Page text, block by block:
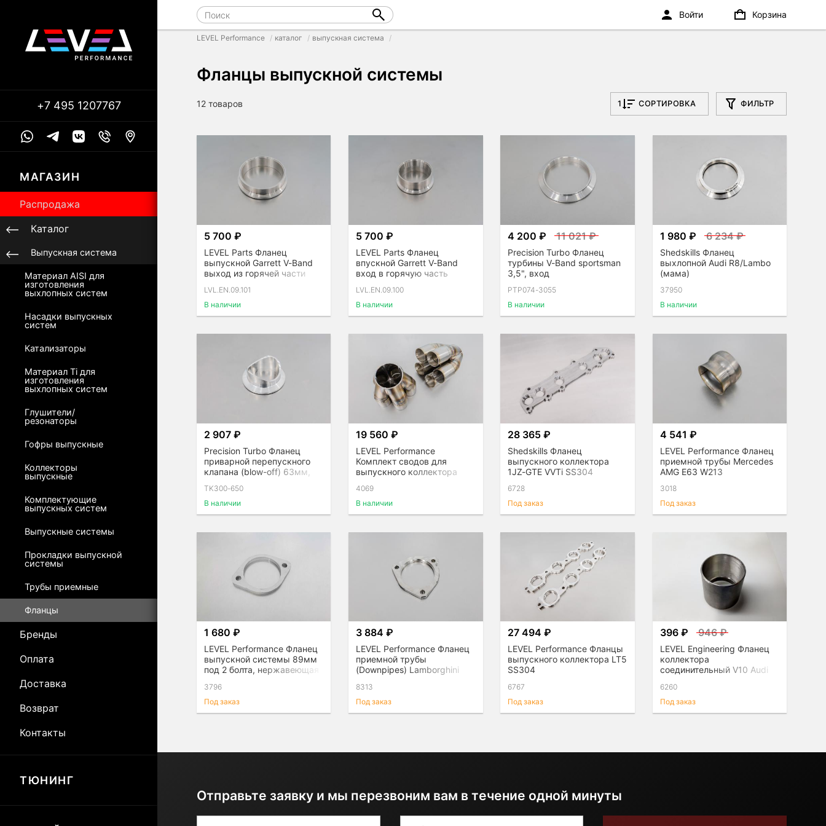
LEVEL Performance каталог выпускная система
Фланцы выпускной системы
12 товаров 1 СОРТИРОВКА ФИЛЬТР
5 700 ₽
LEVEL Parts Фланец
выпускной Garrett V-Band
выход из горячей части
LVL.EN.09.101
В наличии
5 700 ₽
LEVEL Parts Фланец
впускной Garrett V-Band
вход в горячую часть
LVL.EN.09.100
В наличии
4 200 ₽ 11 021 ₽
Precision Turbo Фланец
турбины V-Band sportsman
3,5", вход
PTP074-3055
В наличии
1 980 ₽ 6 234 ₽
Shedskills Фланец
выхлопной Audi R8/Lambo
(мама)
37950
В наличии
2 907 ₽
Precision Turbo Фланец
приварной перепускного
клапана (blow-off) 63мм,
TK300-650
В наличии
19 560 ₽
LEVEL Performance
Комплект сводов для
выпускного коллектора
4069
В наличии
28 365 ₽
Shedskills Фланец
выпускного коллектора
1JZ-GTE VVTi SS304
6728
Под заказ
4 541 ₽
LEVEL Performance Фланец
приемной трубы Mercedes
AMG E63 W213
3018
Под заказ
1 680 ₽
LEVEL Performance Фланец
выпускной системы 89мм
под 2 болта, нержавеющая
3796
Под заказ
3 884 ₽
LEVEL Performance Фланец
приемной трубы
(Downpipes) Lamborghini
8313
Под заказ
27 494 ₽
LEVEL Performance Фланцы
выпускного коллектора LT5
SS304
6767
Под заказ
396 ₽ 946 ₽
LEVEL Engineering Фланец
коллектора
соединительный V10 Audi
6260
Под заказ
Отправьте заявку и мы перезвоним вам в течение одной минуты
+7 495 1207767
МАГАЗИН
Распродажа
Каталог
Выпускная система
Материал AISI для
изготовления
выхлопных систем
Насадки выпускных
систем
Катализаторы
Материал Ti для
изготовления
выхлопных систем
Глушители/
резонаторы
Гофры выпускные
Коллекторы
выпускные
Комплектующие
выпускных систем
Выпускные системы
Прокладки выпускной
системы
Трубы приемные
Фланцы
Бренды
Оплата
Доставка
Возврат
Контакты
ТЮНИНГ
Войти Корзина